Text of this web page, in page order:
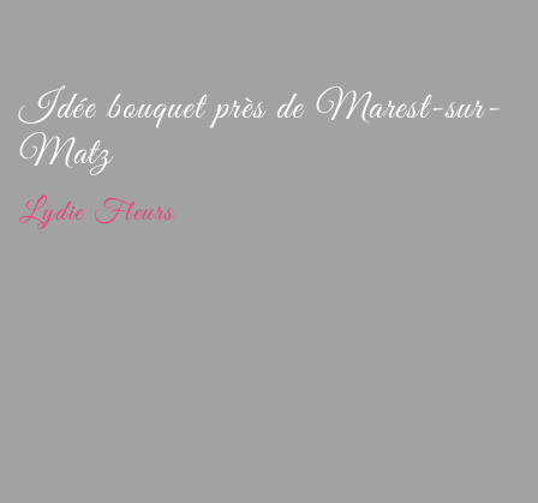
Idée bouquet près de Marest-sur-
Matz
Lydie Fleurs